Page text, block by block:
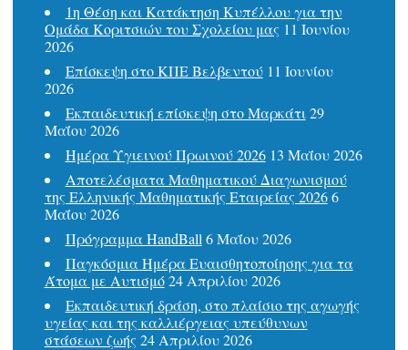
1η Θέση και Κατάκτηση Κυπέλλου για την
Ομάδα Κοριτσιών του Σχολείου μας 11 Ιουνίου
2026
Επίσκεψη στο ΚΠΕ Βελβεντού 11 Ιουνίου
2026
Εκπαιδευτική επίσκεψη στο Μαρκάτι 29
Μαΐου 2026
Ημέρα Υγιεινού Πρωινού 2026 13 Μαΐου 2026
Αποτελέσματα Μαθηματικού Διαγωνισμού
της Ελληνικής Μαθηματικής Εταιρείας 2026 6
Μαΐου 2026
Πρόγραμμα HandBall 6 Μαΐου 2026
Παγκόσμια Ημέρα Ευαισθητοποίησης για τα
Άτομα με Αυτισμό 24 Απριλίου 2026
Εκπαιδευτική δράση, στο πλαίσιο της αγωγής
υγείας και της καλλιέργειας υπεύθυνων
στάσεων ζωής 24 Απριλίου 2026